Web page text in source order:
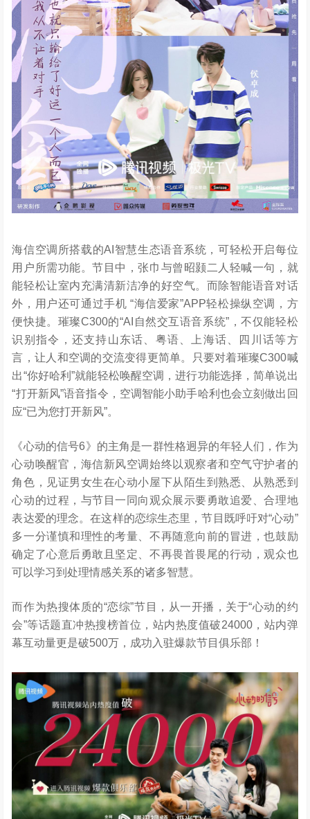
海信空调所搭载的AI智慧生态语音系统，可轻松开启每位
用户所需功能。节目中，张巾与曾昭颢二人轻喊一句，就
能轻松让室内充满清新洁净的好空气。而除智能语音对话
外，用户还可通过手机 “海信爱家”APP轻松操纵空调，方
便快捷。璀璨C300的“AI自然交互语音系统”，不仅能轻松
识别指令，还支持山东话、粤语、上海话、四川话等方
言，让人和空调的交流变得更简单。只要对着璀璨C300喊
出“你好哈利”就能轻松唤醒空调，进行功能选择，简单说出
“打开新风”语音指令，空调智能小助手哈利也会立刻做出回
应“已为您打开新风”。
《心动的信号6》的主角是一群性格迥异的年轻人们，作为
心动唤醒官，海信新风空调始终以观察者和空气守护者的
角色，见证男女生在心动小屋下从陌生到熟悉、从熟悉到
心动的过程，与节目一同向观众展示要勇敢追爱、合理地
表达爱的理念。在这样的恋综生态里，节目既呼吁对“心动”
多一分谨慎和理性的考量、不再随意向前的冒进，也鼓励
确定了心意后勇敢且坚定、不再畏首畏尾的行动，观众也
可以学习到处理情感关系的诸多智慧。
而作为热搜体质的“恋综”节目，从一开播，关于“心动的约
会”等话题直冲热搜榜首位，站内热度值破24000，站内弹
幕互动量更是破500万，成功入驻爆款节目俱乐部！